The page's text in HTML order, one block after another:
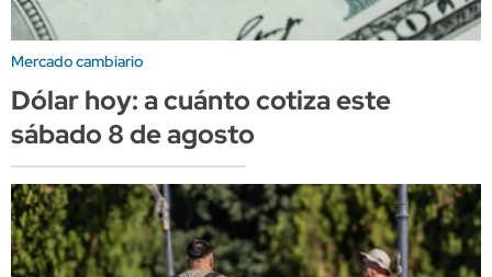
Mercado cambiario
Dólar hoy: a cuánto cotiza este
sábado 8 de agosto